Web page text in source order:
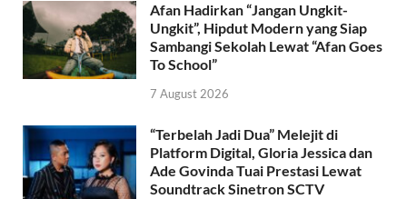
Afan Hadirkan “Jangan Ungkit-
Ungkit”, Hipdut Modern yang Siap
Sambangi Sekolah Lewat “Afan Goes
To School”
7 August 2026
“Terbelah Jadi Dua” Melejit di
Platform Digital, Gloria Jessica dan
Ade Govinda Tuai Prestasi Lewat
Soundtrack Sinetron SCTV